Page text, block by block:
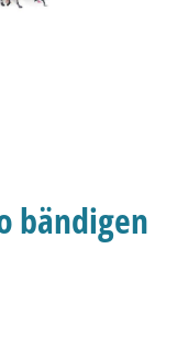
bändigen